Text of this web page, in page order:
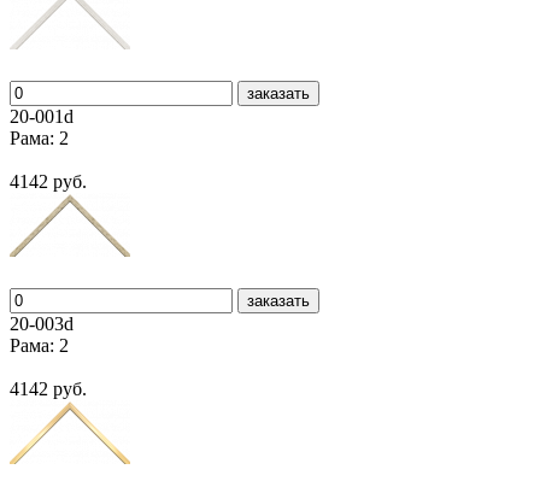
заказать
20-001d
Рама: 2
4142 руб.
заказать
20-003d
Рама: 2
4142 руб.